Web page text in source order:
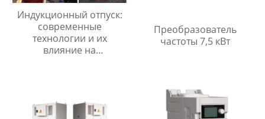
Индукционный отпуск:
современные
технологии и их
влияние на
Преобразователь
частоты 7,5 кВт